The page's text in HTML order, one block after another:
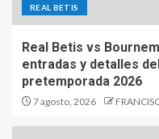
REAL BETIS
Real Betis vs
entradas y detalles
pretemporada 2026
7 agosto, 2026